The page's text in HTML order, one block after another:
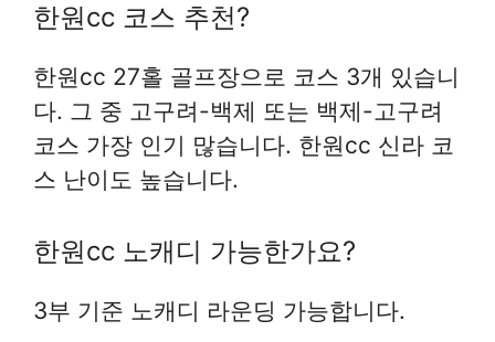
한원cc 코스 추천?
한원cc 27홀 골프장으로 코스 3개 있습니
다. 그 중 고구려-백제 또는 백제-고구려
코스 가장 인기 많습니다. 한원cc 신라 코
스 난이도 높습니다.
한원cc 노캐디 가능한가요?
3부 기준 노캐디 라운딩 가능합니다.